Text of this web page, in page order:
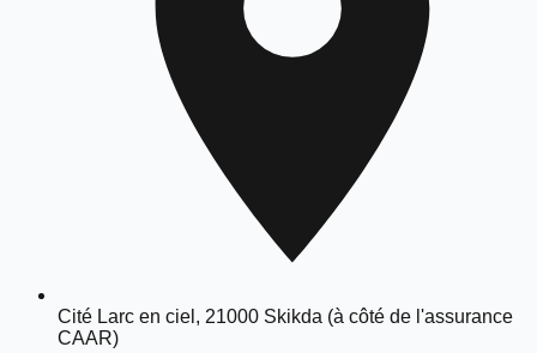
Cité Larc en ciel, 21000 Skikda (à côté de l'assurance
CAAR)